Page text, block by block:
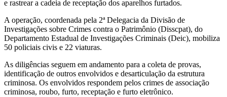
e rastrear a cadeia de receptação dos aparelhos furtados.
A operação, coordenada pela 2ª Delegacia da Divisão de
Investigações sobre Crimes contra o Patrimônio (Disscpat), do
Departamento Estadual de Investigações Criminais (Deic), mobiliza
50 policiais civis e 22 viaturas.
As diligências seguem em andamento para a coleta de provas,
identificação de outros envolvidos e desarticulação da estrutura
criminosa. Os envolvidos respondem pelos crimes de associação
criminosa, roubo, furto, receptação e furto eletrônico.